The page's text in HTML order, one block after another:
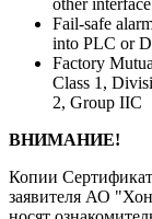
Fail-safe
into PLC or
Factory
Class 1,
2, Group IIC
ВНИМАНИЕ!
Копии
заявителя АО